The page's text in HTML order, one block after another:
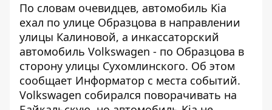
По словам очевидцев, автомобиль Kia
ехал по улице Образцова в направлении
улицы Калиновой, а инкассаторский
автомобиль Volkswagen - по Образцова в
сторону улицы Сухомлинского. Об этом
сообщает Информатор с места событий.
Volkswagen собирался поворачивать на